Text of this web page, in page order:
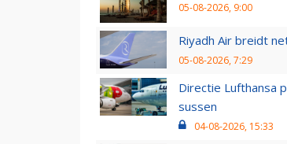
05-08-2026, 9:00
Riyadh Air breidt
05-08-2026, 7:29
Directie Lufthansa
sussen
04-08-2026, 15:33